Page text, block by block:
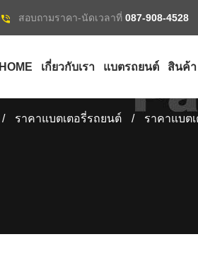
สอบถามราคา-นัดเวลาที่ 087-908-4528
HOME เกี่ยวกับเรา แบตรถยนต์ สินค้า
/ ราคาแบตเตอรี่รถยนต์ / ราคาแบต